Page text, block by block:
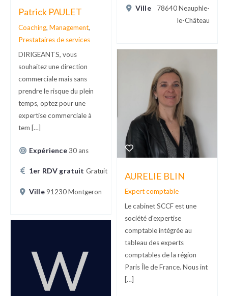
Patrick PAULET
Coaching, Management,
Prestataires de services
DIRIGEANTS, vous
souhaitez une direction
commerciale mais sans
prendre le risque du plein
temps, optez pour une
expertise commerciale à
tem […]
Expérience 30 ans
1er RDV gratuit Gratuit
Ville 91230 Montgeron
Ville
78640 Neauphle-
le-Château
AURELIE BLIN
Expert comptable
Le cabinet SCCF est une
société d'expertise
comptable intégrée au
tableau des experts
comptables de la région
Paris Île de France. Nous int
[…]